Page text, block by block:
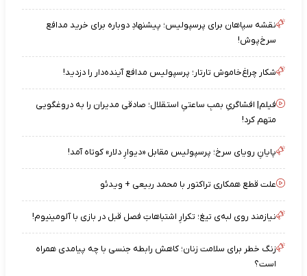
نقشه‌ سپاهان برای پرسپولیس؛ پیشنهادِ دوباره برای خرید مدافع
سرخ‌پوش!
شکار چراغ‌خاموش تارتار؛ پرسپولیس مدافع آینده‌دار را دزدید!
فیلم| افشاگریِ بمبِ ساعتیِ استقلال؛ صادقی مدیران را به دروغگویی
متهم کرد!
پایانِ رویای سرخ؛ پرسپولیس مقابل «دیوارِ دلار» کوتاه آمد!
علت قطع همکاری تراکتور با محمد ربیعی + ویدئو
نیازمند روی لبه‌ی تیغ؛ تکرارِ اشتباهاتِ فصل قبل در بازی با آلومینیوم!
زنگ خطر برای سلامت زنان؛ کاهش رابطه جنسی با چه پیامدی همراه
است؟